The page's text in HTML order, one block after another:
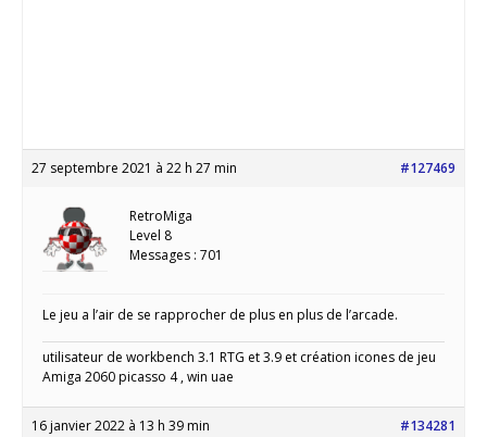
27 septembre 2021 à 22 h 27 min #127469
RetroMiga
Level 8
Messages : 701
Le jeu a l’air de se rapprocher de plus en plus de l’arcade.
utilisateur de workbench 3.1 RTG et 3.9 et création icones de jeu
Amiga 2060 picasso 4 , win uae
16 janvier 2022 à 13 h 39 min #134281